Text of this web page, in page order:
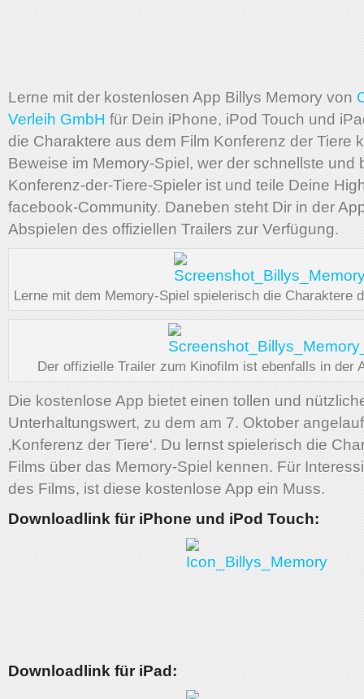
Lerne mit der kostenlosen App Billys Memory von
Verleih GmbH für Dein iPhone, iPod Touch und
die Charaktere aus dem Film Konferenz der Tiere
Beweise im Memory-Spiel, wer der schnellste und
Konferenz-der-Tiere-Spieler ist und teile Deine
facebook-Community. Daneben steht Dir in der
Abspielen des offiziellen Trailers zur Verfügung.
Lerne mit dem Memory-Spiel spielerisch die Charaktere
Der offizielle Trailer zum Kinofilm ist ebenfalls in der
Die kostenlose App bietet einen tollen und
Unterhaltungswert, zu dem am 7. Oktober
‚Konferenz der Tiere‘. Du lernst spielerisch die
Films über das Memory-Spiel kennen. Für
des Films, ist diese kostenlose App ein Muss.
Downloadlink für iPhone und iPod Touch:
Downloadlink für iPad: